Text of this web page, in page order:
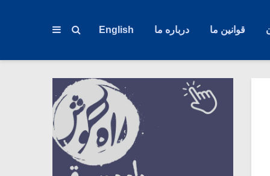
قوانین ما درباره ما English